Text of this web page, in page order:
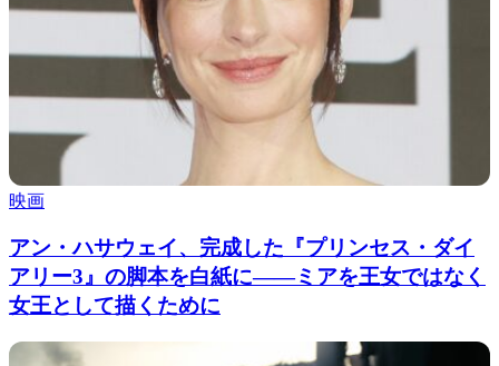
映画
アン・ハサウェイ、完成した『プリンセス・ダイ
アリー3』の脚本を白紙に――ミアを王女ではなく
女王として描くために